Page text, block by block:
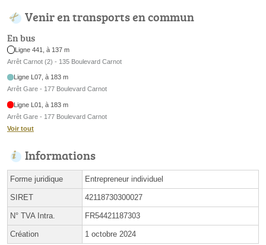
Venir en transports en commun
En bus
Ligne 441, à 137 m
Arrêt Carnot (2) - 135 Boulevard Carnot
Ligne L07, à 183 m
Arrêt Gare - 177 Boulevard Carnot
Ligne L01, à 183 m
Arrêt Gare - 177 Boulevard Carnot
Voir tout
Informations
Forme juridique Entrepreneur individuel
SIRET 42118730300027
N° TVA Intra. FR54421187303
Création 1 octobre 2024